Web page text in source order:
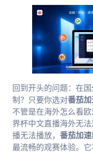
回到开头的问题：在
制？只要你选对番茄加
不管是在海外怎么看
界杯中文直播海外无
播无法播放， 番茄加速
最流畅的观赛体验。